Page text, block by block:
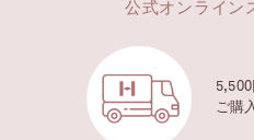
公式オンライン
ご購